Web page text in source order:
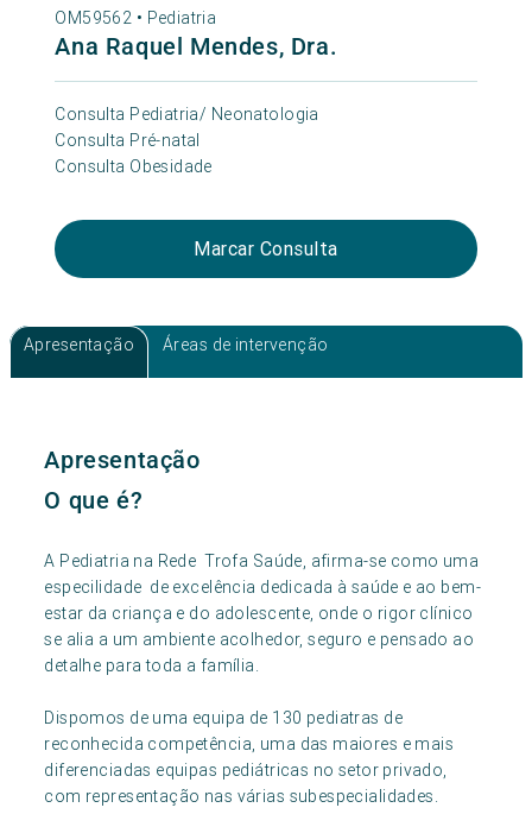
OM59562 • Pediatria
Ana Raquel Mendes, Dra.
Consulta Pediatria/ Neonatologia
Consulta Pré-natal
Consulta Obesidade
Marcar Consulta
Apresentação Áreas de intervenção
Apresentação
O que é?
A Pediatria na Rede Trofa Saúde, afirma-se como uma
especilidade de excelência dedicada à saúde e ao bem-
estar da criança e do adolescente, onde o rigor clínico
se alia a um ambiente acolhedor, seguro e pensado ao
detalhe para toda a família.
Dispomos de uma equipa de 130 pediatras de
reconhecida competência, uma das maiores e mais
diferenciadas equipas pediátricas no setor privado,
com representação nas várias subespecialidades.